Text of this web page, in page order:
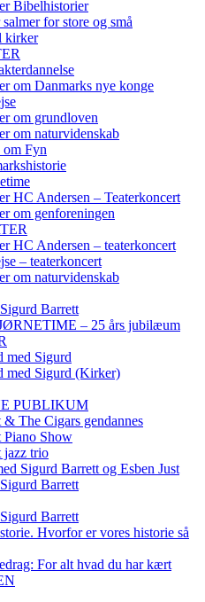
Bibelhistorier
for store og små
kirker
om Danmarks nye konge
om grundloven
om naturvidenskab
om Fyn
HC Andersen – Teaterkoncert
om genforeningen
HC Andersen – teaterkoncert
– teaterkoncert
om naturvidenskab
Barrett
– 25 års jubilæum
med Sigurd
med Sigurd (Kirker)
PUBLIKUM
The Cigars gendannes
Piano Show
jazz trio
Sigurd Barrett og Esben Just
Barrett
Barrett
Hvorfor er vores historie så
For alt hvad du har kært